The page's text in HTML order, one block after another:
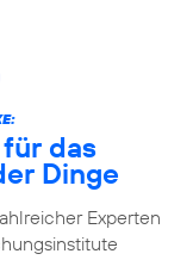
das
Dinge
Experten